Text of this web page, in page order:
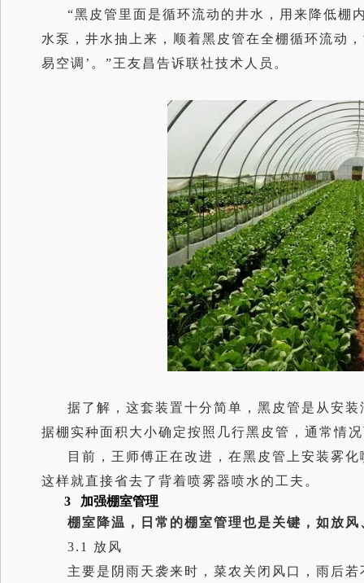
“黑皮管里面是循环流动的井水，用来降低棚
水泵，井水抽上来，顺着黑皮管在全棚循环流动
易空调’。”王友昌告诉联社技术人员。
据了解，这套装置十分简单，黑皮管是从安
据棚实种面积大小确定按照几行黑皮管，通常情
目前，王师傅正在改进，在黑皮管上安装雾
这样就直接省去了背着喷雾器喷水的工夫。
3 加强棚室管理
棚室降温，日常的棚室管理也是关键，如放
3.1 放风
主要是阴雨天袭来时，菜农关闭风口，雨后